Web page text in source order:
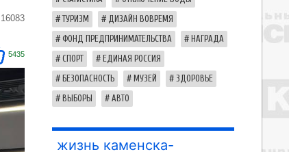
16083
5435
ТУРИЗМ ДИЗАЙН ВОВРЕМЯ
ФОНД ПРЕДПРИНИМАТЕЛЬСТВА НАГРАДА
СПОРТ ЕДИНАЯ РОССИЯ
БЕЗОПАСНОСТЬ МУЗЕЙ ЗДОРОВЬЕ
ВЫБОРЫ АВТО
жизнь каменска-